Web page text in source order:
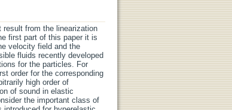
from the linearization
first part of this paper it is
velocity field and the
fluids recently developed
for the particles. For
order for the corresponding
high order of
of sound in elastic
the important class of